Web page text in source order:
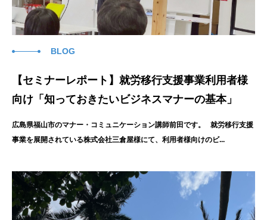
BLOG
【セミナーレポート】就労移行支援事業利用者様
向け「知っておきたいビジネスマナーの基本」
広島県福山市のマナー・コミュニケーション講師前田です。 就労移行支援
事業を展開されている株式会社三倉屋様にて、利用者様向けのビ...